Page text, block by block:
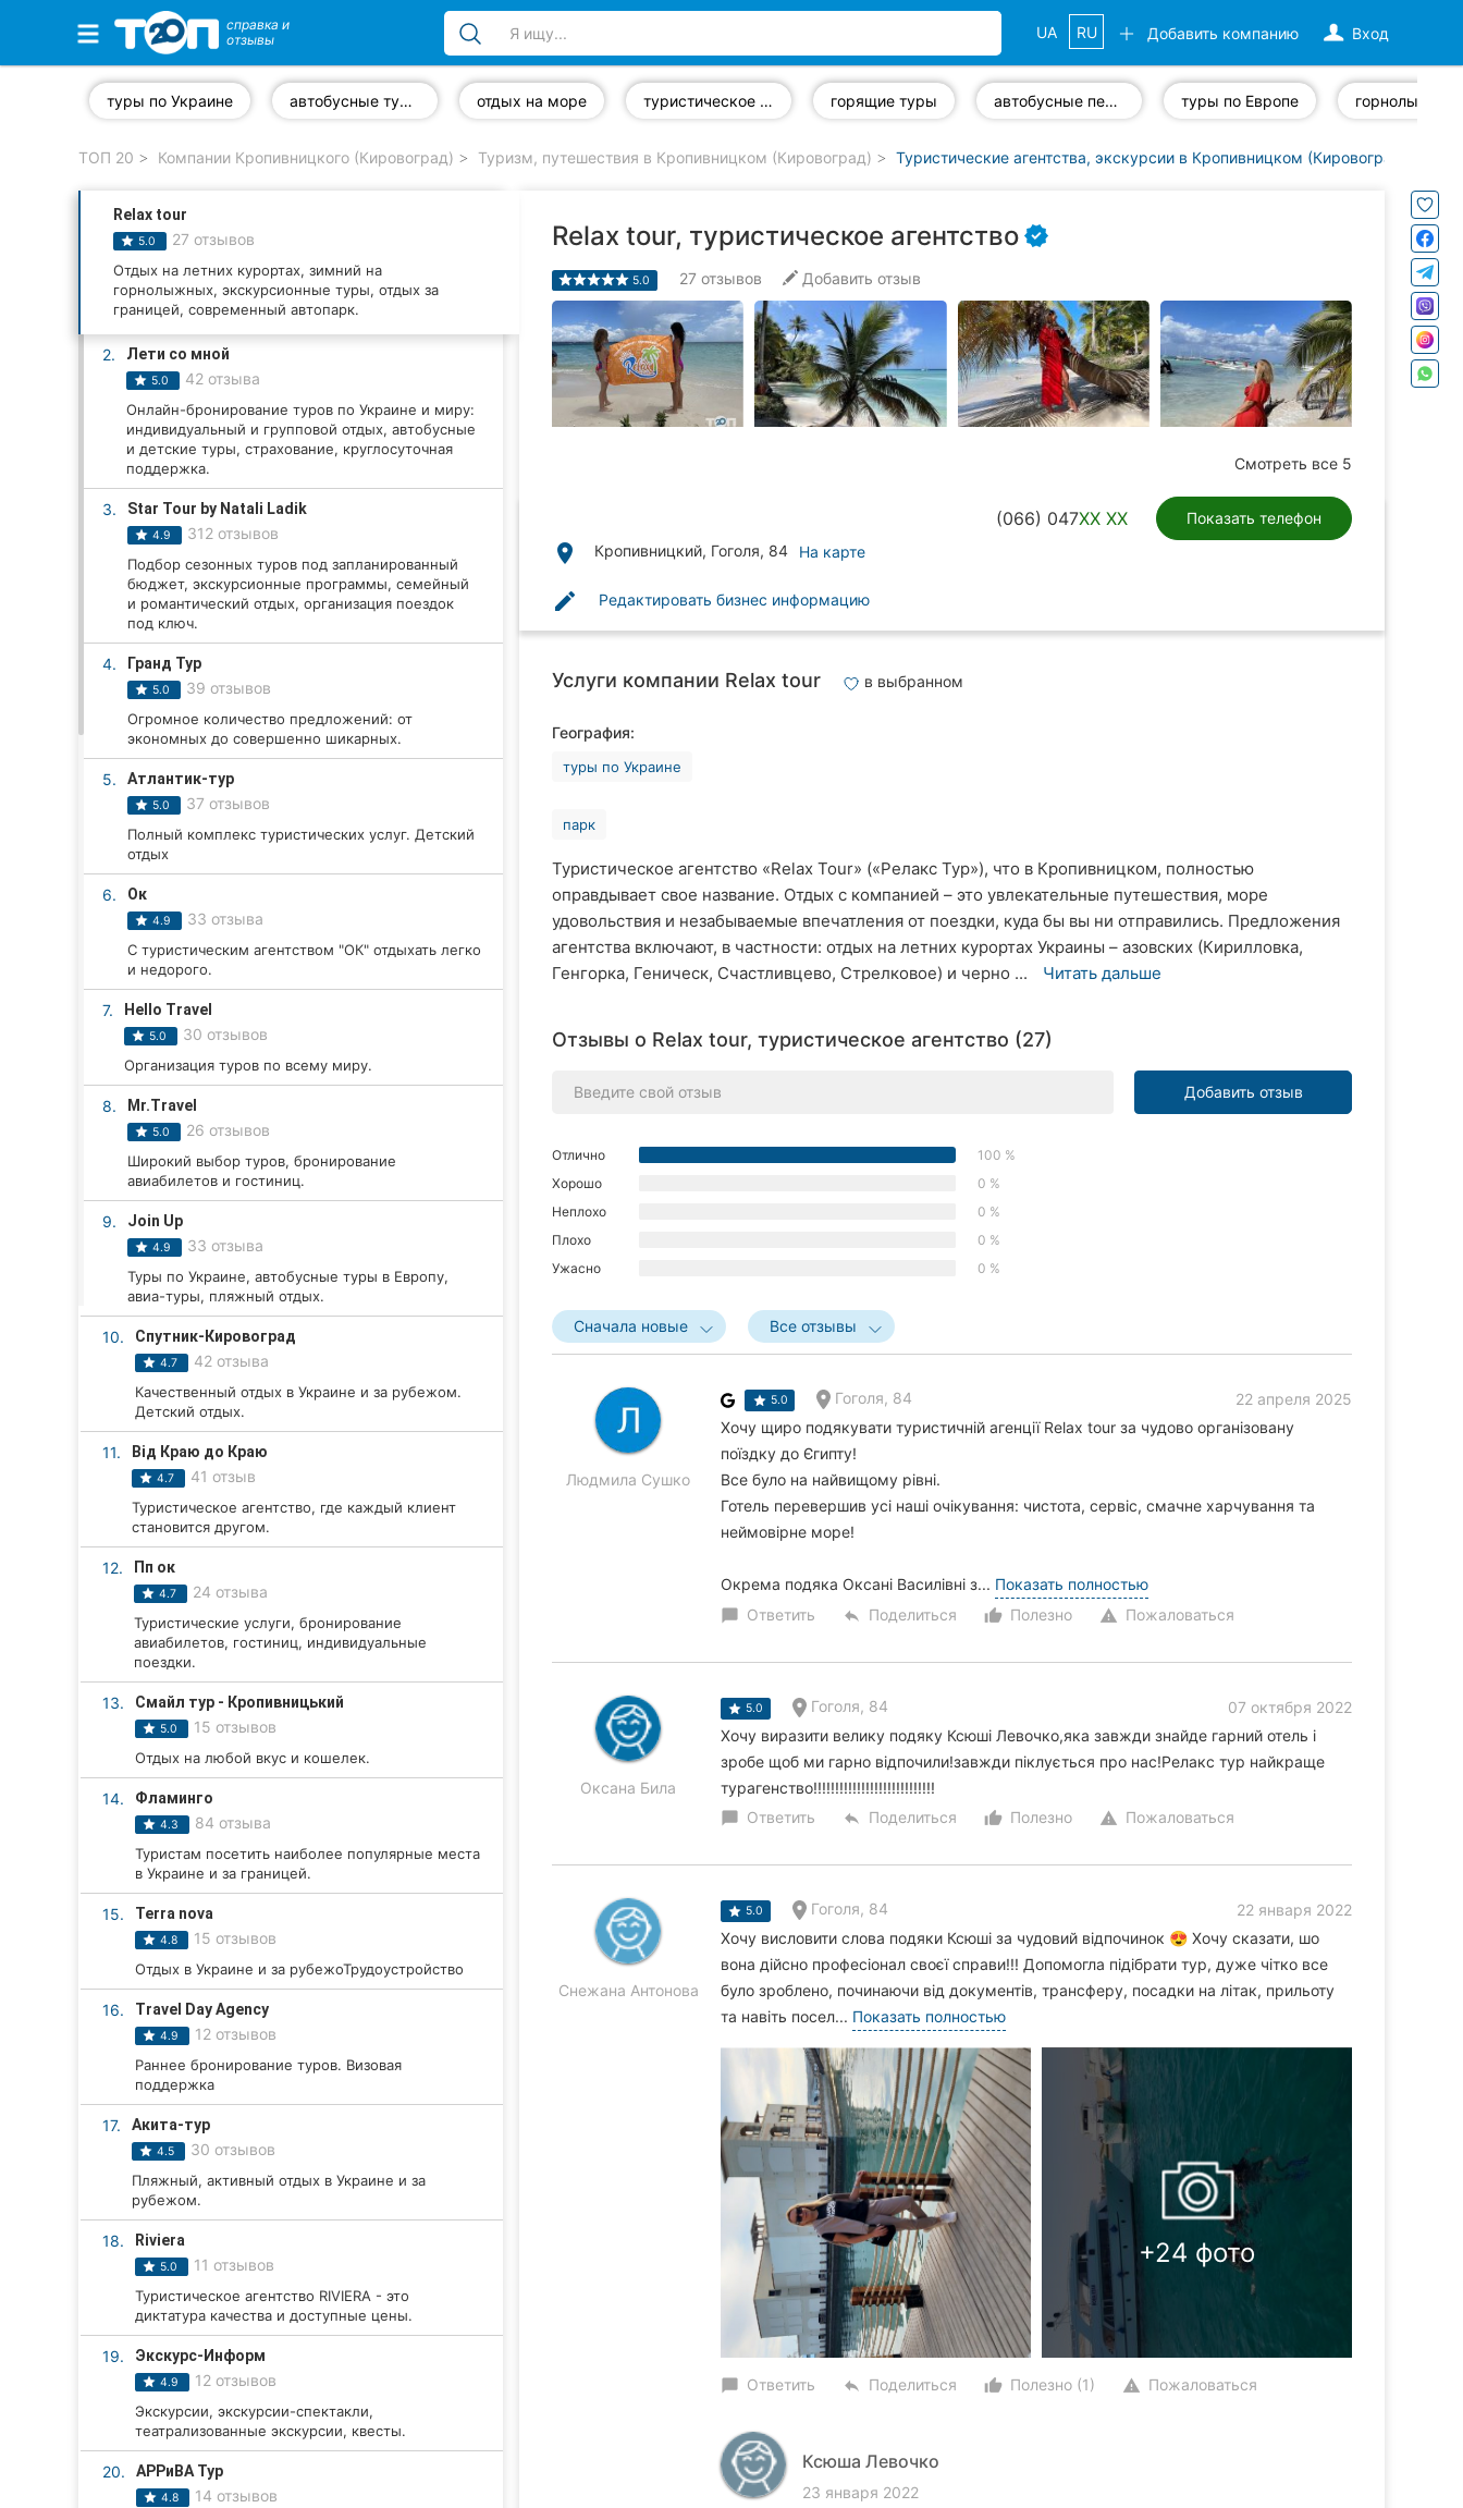
Избранные компании
Стоматологии
Частные клиники
Ветеринарные клиники
Автошколы
Все рубрики
Все города:
Кропивницкий
Хмельницкий
Запорожье
Николаев
Черновцы
Карпаты
справка и
отзывы
Вход
Добавить компанию
UA RU
туры по Украине автобусные туры отдых на море туристическое страхование горящие туры автобусные перевозки туры по Европе
ТОП 20 Компании Кропивницкого (Кировоград) Туризм, путешествия в Кропивницком (Кировоград) Туристические агентства, экскурсии в Кропивницком (Кировоград)
Relax tour
5.0 27 отзывов
Отдых на летних курортах, зимний на
горнолыжных, экскурсионные туры, отдых за
границей, современный автопарк.
2. Лети со мной
5.0 42 отзыва
Онлайн-бронирование туров по Украине и миру:
индивидуальный и групповой отдых, автобусные
и детские туры, страхование, круглосуточная
поддержка.
3. Star Tour by Natali Ladik
4.9 312 отзывов
Подбор сезонных туров под запланированный
бюджет, экскурсионные программы, семейный
и романтический отдых, организация поездок
под ключ.
4. Гранд Тур
5.0 39 отзывов
Огромное количество предложений: от
экономных до совершенно шикарных.
5. Атлантик-тур
5.0 37 отзывов
Полный комплекс туристических услуг. Детский
отдых
6. Ок
4.9 33 отзыва
С туристическим агентством "ОК" отдыхать легко
и недорого.
7. Hello Travel
5.0 30 отзывов
Организация туров по всему миру.
8. Mr.Travel
5.0 26 отзывов
Широкий выбор туров, бронирование
авиабилетов и гостиниц.
9. Join Up
4.9 33 отзыва
Туры по Украине, автобусные туры в Европу,
авиа-туры, пляжный отдых.
10. Спутник-Кировоград
4.7 42 отзыва
Качественный отдых в Украине и за рубежом.
Детский отдых.
11. Від Краю до Краю
4.7 41 отзыв
Туристическое агентство, где каждый клиент
становится другом.
12. Пп ок
4.7 24 отзыва
Туристические услуги, бронирование
авиабилетов, гостиниц, индивидуальные
поездки.
13. Смайл тур - Кропивницький
5.0 15 отзывов
Отдых на любой вкус и кошелек.
14. Фламинго
4.3 84 отзыва
Туристам посетить наиболее популярные места
в Украине и за границей.
15. Terra nova
4.8 15 отзывов
Отдых в Украине и за рубежоТрудоустройство
16. Travel Day Agency
4.9 12 отзывов
Раннее бронирование туров. Визовая
поддержка
17. Акита-тур
4.5 30 отзывов
Пляжный, активный отдых в Украине и за
рубежом.
18. Riviera
5.0 11 отзывов
Туристическое агентство RIVIERA - это
диктатура качества и доступные цены.
19. Экскурс-Информ
4.9 12 отзывов
Экскурсии, экскурсии-спектакли,
театрализованные экскурсии, квесты.
20. АРРиВА Тур
4.8 14 отзывов
Relax tour, туристическое агентство
5.0 27 отзывов Добавить отзыв
Смотреть все 5
(066) 047XX XX Показать телефон
place Кропивницкий, Гоголя, 84 На карте
edit Редактировать бизнес информацию
Услуги компании Relax tour в выбранном
География:
туры по Украине
парк
Туристическое агентство «Relax Tour» («Релакс Тур»), что в Кропивницком, полностью
оправдывает свое название. Отдых с компанией – это увлекательные путешествия, море
удовольствия и незабываемые впечатления от поездки, куда бы вы ни отправились. Предложения
агентства включают, в частности: отдых на летних курортах Украины – азовских (Кирилловка,
Генгорка, Геническ, Счастливцево, Стрелковое) и черно ...
Читать дальше
Отзывы о Relax tour, туристическое агентство (27)
Добавить отзыв
Отлично
100 %
Хорошо
0 %
Неплохо
0 %
Плохо
0 %
Ужасно
0 %
Сначала новые Все отзывы
Людмила Сушко
5.0 Гоголя, 84
22 апреля 2025
Хочу щиро подякувати туристичній агенції Relax tour за чудово організовану
поїздку до Єгипту!
Все було на найвищому рівні.
Готель перевершив усі наші очікування: чистота, сервіс, смачне харчування та
неймовірне море!
Окрема подяка Оксані Василівні з... Показать полностью
chat_bubble Ответить reply Поделиться thumb_up_alt
Полезно warning Пожаловаться
Оксана Била
5.0 Гоголя, 84
07 октября 2022
Хочу виразити велику подяку Ксюші Левочко,яка завжди знайде гарний отель і
зробе щоб ми гарно відпочили!завжди піклується про нас!Релакс тур найкраще
турагенство!!!!!!!!!!!!!!!!!!!!!!!!!!!!
chat_bubble Ответить reply Поделиться thumb_up_alt
Полезно warning Пожаловаться
Снежана Антонова
5.0 Гоголя, 84
22 января 2022
Хочу висловити слова подяки Ксюші за чудовий відпочинок 😍 Хочу сказати, шо
вона дійсно професіонал своєї справи!!! Допомогла підібрати тур, дуже чітко все
було зроблено, починаючи від документів, трансферу, посадки на літак, прильоту
та навіть посел... Показать полностью
+24 фото
chat_bubble Ответить reply Поделиться thumb_up_alt
Полезно (1) warning Пожаловаться
Ксюша Левочко
23 января 2022